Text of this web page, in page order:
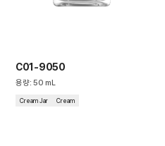
C01-9050
용량:50 mL
Cream Jar Cream